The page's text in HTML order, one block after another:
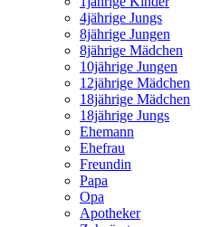
4jährige Jungs
8jährige Jungen
8jährige Mädchen
10jährige Jungen
12jährige Mädchen
18jährige Mädchen
18jährige Jungs
Ehemann
Ehefrau
Freundin
Papa
Opa
Apotheker